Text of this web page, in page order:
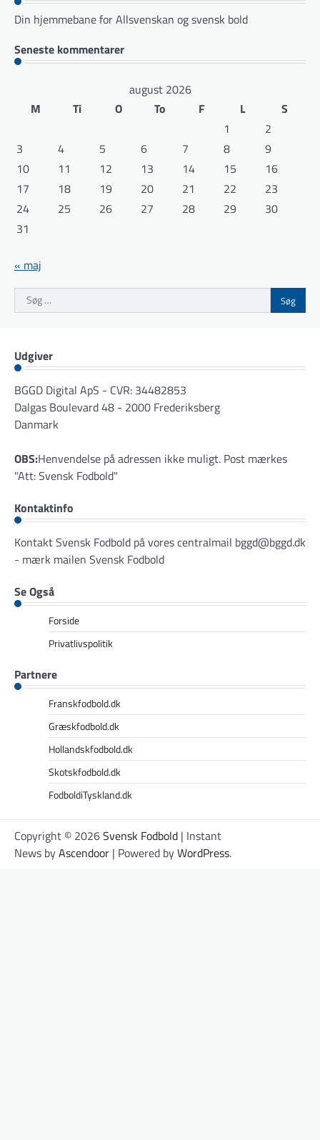
Din hjemmebane for Allsvenskan og svensk bold
Seneste kommentarer
august 2026
M
Ti O To F L
S
1
2
3
4 5 6 7 8
9
10
11 12 13 14 15
16
17
18 19 20 21 22
23
24
25 26 27 28 29
30
31
« maj
Søg
efter:
Udgiver
BGGD Digital ApS - CVR: 34482853
Dalgas Boulevard 48 - 2000 Frederiksberg
Danmark
OBS:Henvendelse på adressen ikke muligt. Post mærkes
"Att: Svensk Fodbold"
Kontaktinfo
Kontakt Svensk Fodbold på vores centralmail bggd@bggd.dk
- mærk mailen Svensk Fodbold
Se Også
Forside
Privatlivspolitik
Partnere
Franskfodbold.dk
Græskfodbold.dk
Hollandskfodbold.dk
Skotskfodbold.dk
FodboldiTyskland.dk
Copyright © 2026Svensk Fodbold | Instant
News byAscendoor | Powered byWordPress.